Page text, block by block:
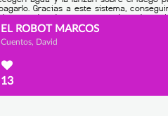
EL ROBOT MARCOS
Cuentos, David
13